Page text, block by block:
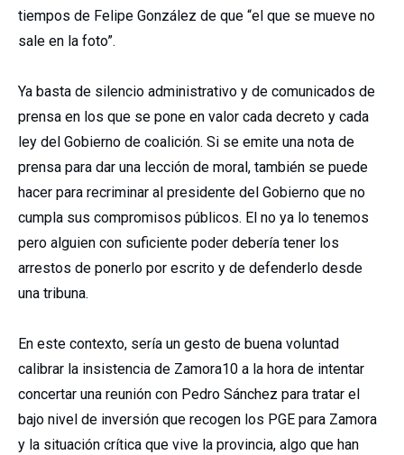
tiempos de Felipe González de que “el que se mueve no
sale en la foto”.
Ya basta de silencio administrativo y de comunicados de
prensa en los que se pone en valor cada decreto y cada
ley del Gobierno de coalición. Si se emite una nota de
prensa para dar una lección de moral, también se puede
hacer para recriminar al presidente del Gobierno que no
cumpla sus compromisos públicos. El no ya lo tenemos
pero alguien con suficiente poder debería tener los
arrestos de ponerlo por escrito y de defenderlo desde
una tribuna.
En este contexto, sería un gesto de buena voluntad
calibrar la insistencia de Zamora10 a la hora de intentar
concertar una reunión con Pedro Sánchez para tratar el
bajo nivel de inversión que recogen los PGE para Zamora
y la situación crítica que vive la provincia, algo que han